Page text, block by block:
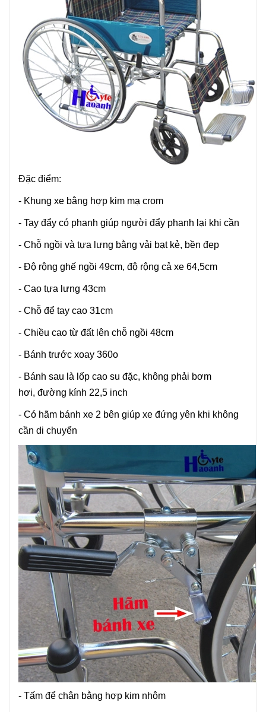
Đặc điểm:
- Khung xe bằng hợp kim mạ crom
- Tay đẩy có phanh giúp người đẩy phanh lại khi cần
- Chỗ ngồi và tựa lưng bằng vải bạt kẻ, bền đẹp
- Độ rộng ghế ngồi 49cm, độ rộng cả xe 64,5cm
- Cao tựa lưng 43cm
- Chỗ để tay cao 31cm
- Chiều cao từ đất lên chỗ ngồi 48cm
- Bánh trước xoay 360o
- Bánh sau là lốp cao su đặc, không phải bơm
hơi, đường kính 22,5 inch
- Có hãm bánh xe 2 bên giúp xe đứng yên khi không
cần di chuyển
- Tấm để chân bằng hợp kim nhôm